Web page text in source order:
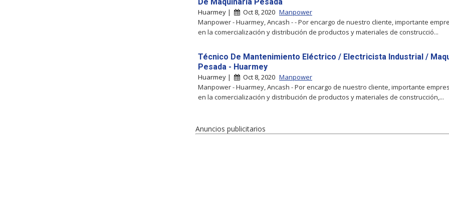
Huarmey | Oct 8, 2020 Manpower
Manpower - Huarmey, Ancash - - Por encargo de nuestro cliente, importante
en la comercialización y distribución de productos y materiales de construcció...
Técnico De Mantenimiento Eléctrico / Electricista Industrial /
Pesada - Huarmey
Huarmey | Oct 8, 2020 Manpower
Manpower - Huarmey, Ancash - Por encargo de nuestro cliente, importante
en la comercialización y distribución de productos y materiales de construcción,...
Anuncios publicitarios